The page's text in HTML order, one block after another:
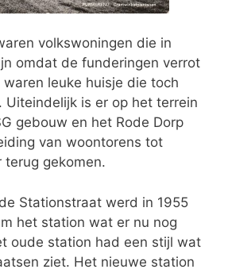
volkswoningen die in
omdat de funderingen verrot
leuke huisje die toch
Uiteindelijk is er op het terrein
gebouw en het Rode Dorp
van woontorens tot
terug gekomen.
Stationstraat werd in 1955
het station wat er nu nog
oude station had een stijl wat
ziet. Het nieuwe station